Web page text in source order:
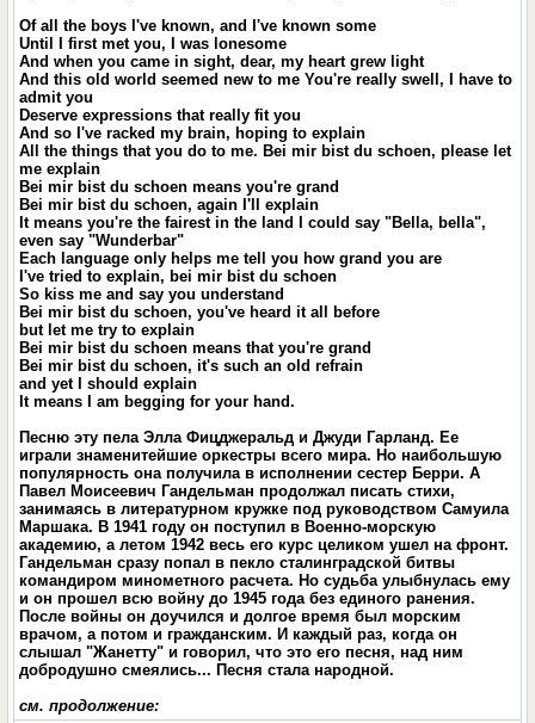
Of all the boys I've known, and I've known some
Until I first met you, I was lonesome
And when you came in sight, dear, my heart grew light
And this old world seemed new to me You're really swell, I have to
admit you
Deserve expressions that really fit you
And so I've racked my brain, hoping to explain
All the things that you do to me. Bei mir bist du schoen, please let
me explain
Bei mir bist du schoen means you're grand
Bei mir bist du schoen, again I'll explain
It means you're the fairest in the land I could say "Bella, bella",
even say "Wunderbar"
Each language only helps me tell you how grand you are
I've tried to explain, bei mir bist du schoen
So kiss me and say you understand
Bei mir bist du schoen, you've heard it all before
but let me try to explain
Bei mir bist du schoen means that you're grand
Bei mir bist du schoen, it's such an old refrain
and yet I should explain
It means I am begging for your hand.
Песню эту пела Элла Фицджеральд и Джуди Гарланд. Ее
играли знаменитейшие оркестры всего мира. Но наибольшую
популярность она получила в исполнении сестер Берри. А
Павел Моисеевич Гандельман продолжал писать стихи,
занимаясь в литературном кружке под руководством Самуила
Маршака. В 1941 году он поступил в Военно-морскую
академию, а летом 1942 весь его курс целиком ушел на фронт.
Гандельман сразу попал в пекло сталинградской битвы
командиром минометного расчета. Но судьба улыбнулась ему
и он прошел всю войну до 1945 года без единого ранения.
После войны он доучился и долгое время был морским
врачом, а потом и гражданским. И каждый раз, когда он
слышал "Жанетту" и говорил, что это его песня, над ним
добродушно смеялись... Песня стала народной.
см. продолжение: